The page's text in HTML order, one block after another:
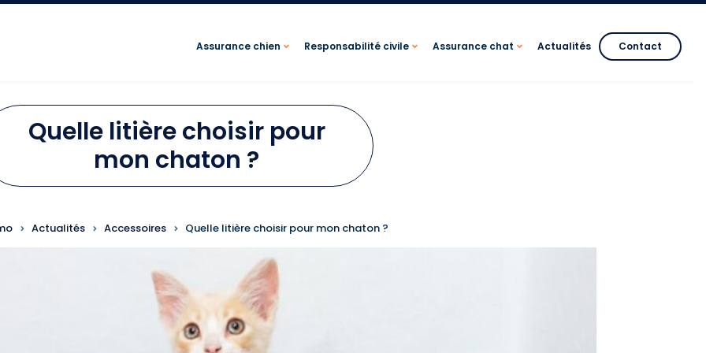
Assurance chien Responsabilité civile Assurance chat Actualités Contact
Quelle litière choisir pour
mon chaton ?
FIL D'ARIANE
Actualités Accessoires Quelle litière choisir pour mon chaton ?